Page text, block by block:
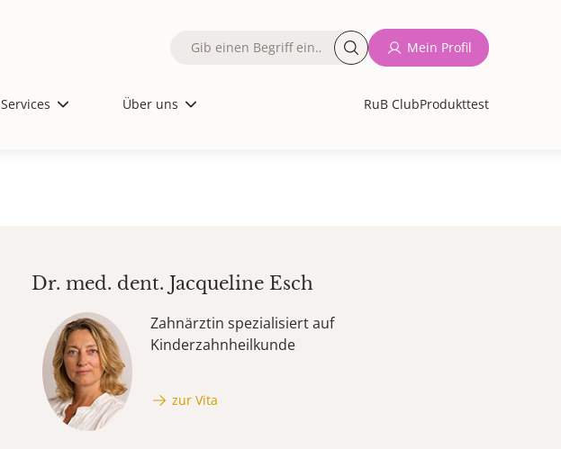
Services Über uns RuB ClubProdukttest
Fulltext
Mein Profil
Dr. med. dent. Jacqueline Esch
Zahnärztin spezialisiert auf
Kinderzahnheilkunde
zur Vita